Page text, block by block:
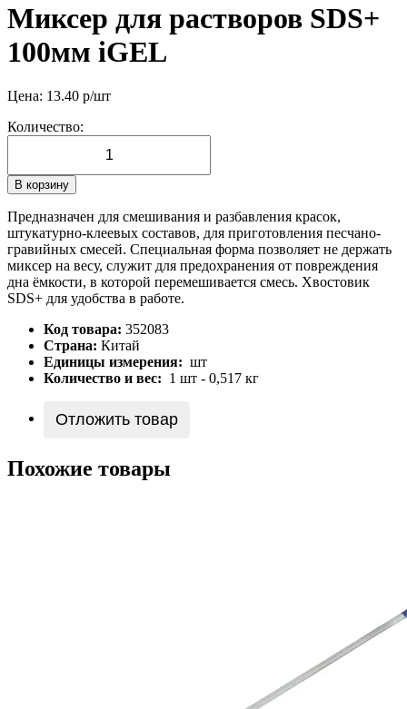
Миксер для растворов SDS+
100мм iGEL
Цена: 13.40 р/шт
Количество:
В корзину
Предназначен для смешивания и разбавления красок,
штукатурно-клеевых составов, для приготовления песчано-
гравийных смесей. Специальная форма позволяет не держать
миксер на весу, служит для предохранения от повреждения
дна ёмкости, в которой перемешивается смесь. Хвостовик
SDS+ для удобства в работе.
Код товара: 352083
Страна: Китай
Единицы измерения: шт
Количество и вес: 1 шт - 0,517 кг
Отложить товар
Похожие товары